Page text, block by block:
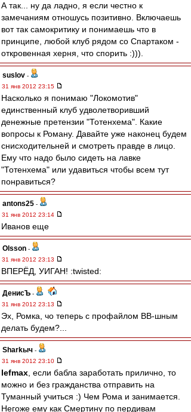
А так... ну да ладно, я если честно к
замечаниям отношусь позитивно. Включаешь
вот так самокритику и понимаешь что в
принципе, любой клуб рядом со Спартаком -
откровенная херня, что спорить :))).
suslov -
31 янв 2012 23:15
Насколько я понимаю "Локомотив"
единственный клуб удволетворивший
денежные претензии "Тотенхема". Какие
вопросы к Роману. Давайте уже наконец будем
снисходительней и смотреть правде в лицо.
Ему что надо было сидеть на лавке
"Тотенхема" или удавиться чтобы всем тут
понравиться?
antons25 -
31 янв 2012 23:14
Иванов еще
Olsson -
31 янв 2012 23:13
ВПЕРЁД, УИГАН! :twisted:
ДенисЪ -
31 янв 2012 23:13
Эх, Ромка, чо теперь с профайлом ВВ-шным
делать будем?...
Sharkыч -
31 янв 2012 23:10
lefmax , если бабла заработать прилично, то
можно и без гражданства отправить на
Туманный учиться :) Чем Рома и занимается.
Негоже ему как Смертину по пердивам